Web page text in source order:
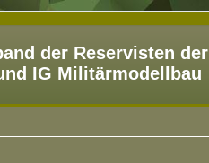
der Reservisten der
IG Militärmodellbau